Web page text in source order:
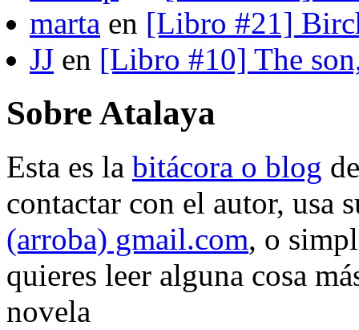
marta en [Libro #21]
JJ en [Libro #10] The
Sobre Atalaya
Esta es la bitácora o blog
contactar con el autor, usa
(arroba) gmail.com, o
quieres leer alguna cosa
novela